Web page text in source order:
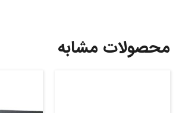
محصولات مشابه